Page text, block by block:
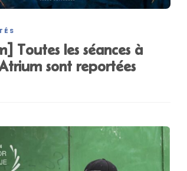
Toutes les séances à
sont reportées